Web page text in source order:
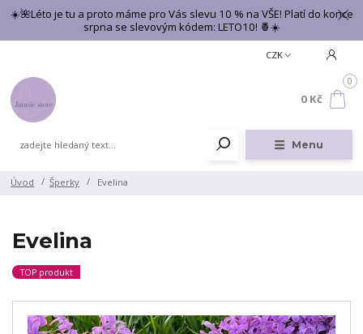
☀️🌺Léto je tu a proto máme pro Vás slevu 10 % na VŠE! Platí do konce
srpna se slevovým kódem: LETO10! 🍍☀️
Menu
CZK
0
0 Kč
Úvod Šperky Evelina
Evelina
TOP produkt